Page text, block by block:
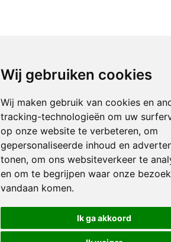
Wij gebruiken cookies
Wij maken gebruik van cookies en
tracking-technologieën om uw
op onze website te verbeteren, om
gepersonaliseerde inhoud en
tonen, om ons websiteverkeer te
en om te begrijpen waar onze
vandaan komen.
Ik ga akkoord